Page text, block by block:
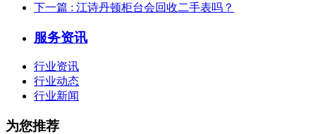
下一篇 : 江诗丹顿柜台会回收二手表吗？
服务资讯
行业资讯
行业动态
行业新闻
为您推荐